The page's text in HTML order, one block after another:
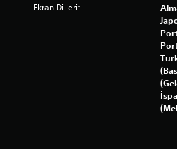
Ekran Dilleri: